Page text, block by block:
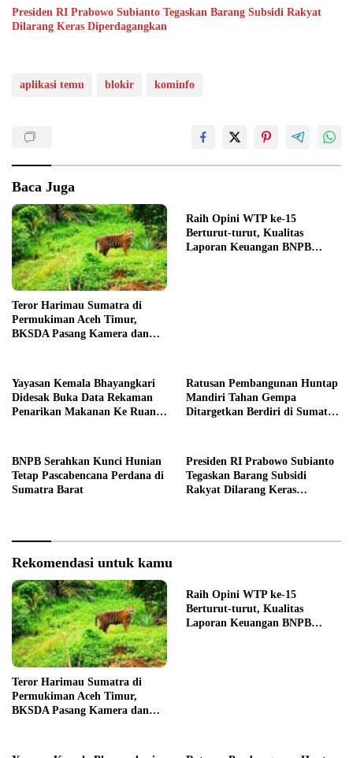
Presiden RI Prabowo Subianto Tegaskan Barang Subsidi Rakyat
Dilarang Keras Diperdagangkan
aplikasi temu blokir kominfo
Baca Juga
Teror Harimau Sumatra di
Permukiman Aceh Timur,
BKSDA Pasang Kamera dan
Raih Opini WTP ke-15
Berturut-turut, Kualitas
Laporan Keuangan BNPB
Yayasan Kemala Bhayangkari
Didesak Buka Data Rekaman
Penarikan Makanan Ke Ruang
Ratusan Pembangunan Huntap
Mandiri Tahan Gempa
Ditargetkan Berdiri di Sumatra
BNPB Serahkan Kunci Hunian
Tetap Pascabencana Perdana di
Sumatra Barat
Presiden RI Prabowo Subianto
Tegaskan Barang Subsidi
Rakyat Dilarang Keras
Rekomendasi untuk kamu
Teror Harimau Sumatra di
Permukiman Aceh Timur,
BKSDA Pasang Kamera dan
Raih Opini WTP ke-15
Berturut-turut, Kualitas
Laporan Keuangan BNPB